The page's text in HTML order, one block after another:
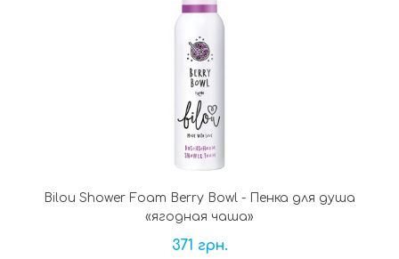
Bilou Shower Foam Berry Bowl - Пенка для душа
«ягодная чаша»
371 грн.